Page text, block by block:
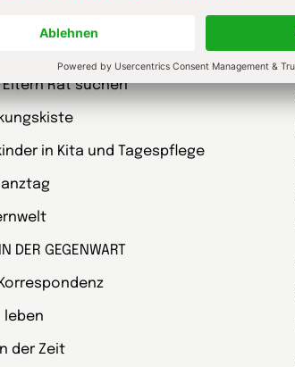
heute Fachmagazin, Leitungsheft
Eltern Rat suchen
in Kita und Tagespflege
DER GEGENWART
leben
der Zeit